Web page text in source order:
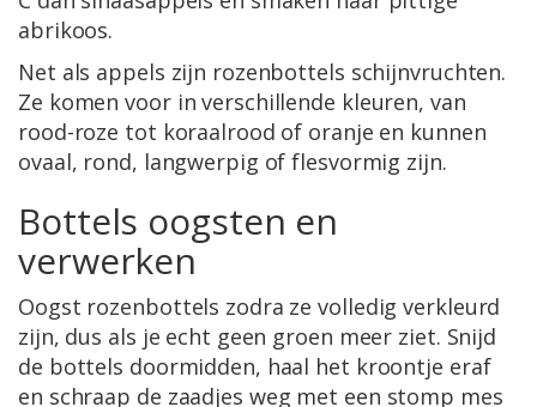
abrikoos.
Net als appels zijn rozenbottels schijnvruchten.
Ze komen voor in verschillende kleuren, van
rood-roze tot koraalrood of oranje en kunnen
ovaal, rond, langwerpig of flesvormig zijn.
Bottels oogsten en
verwerken
Oogst rozenbottels zodra ze volledig verkleurd
zijn, dus als je echt geen groen meer ziet. Snijd
de bottels doormidden, haal het kroontje eraf
en schraap de zaadjes weg met een stomp mes